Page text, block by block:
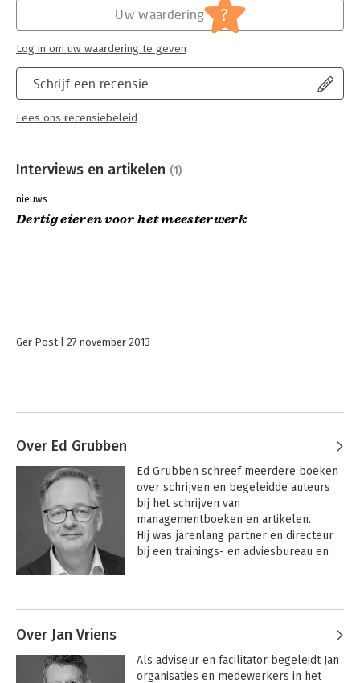
Schrijf een recensie
Lees ons recensiebeleid
Uw waardering ?
Log in om uw waardering te geven
Interviews en artikelen (1)
nieuws
Dertig eieren voor het meesterwerk
Ger Post 27 november 2013
Over Ed Grubben
Ed Grubben schreef meerdere boeken
over schrijven en begeleidde auteurs
bij het schrijven van
managementboeken en artikelen.
Hij was jarenlang partner en directeur
bij een trainings- en adviesbureau en
effectiviteit, adviesvaardigheden,
Over Jan Vriens
Als adviseur en facilitator begeleidt Jan
organisaties en medewerkers in het